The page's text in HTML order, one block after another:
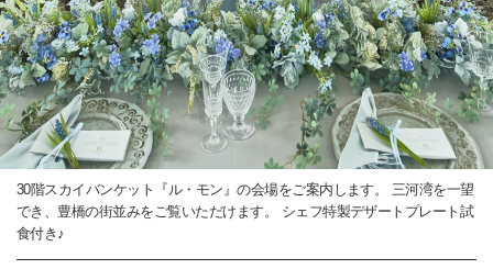
30階スカイバンケット『ル・モン』の会場をご案内します。 三河湾を一望
でき、豊橋の街並みをご覧いただけます。 シェフ特製デザートプレート試
食付き♪